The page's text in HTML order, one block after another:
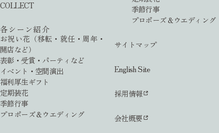
COLLECT
各シーン紹介
お祝い花（移転・就任・周年・
開店など）
表彰・受賞・パーティなど
イベント・空間演出
福利厚生ギフト
定期装花
季節行事
プロポーズ＆ウエディング
季節行事
プロポーズ＆ウエディング
サイトマップ
English Site
採用情報
会社概要